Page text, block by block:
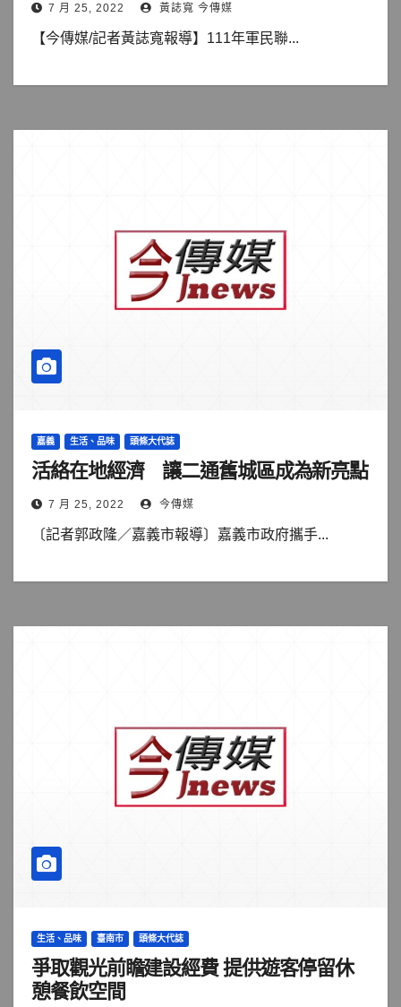
7 月 25, 2022 黃誌寬 今傳媒
【今傳媒/記者黃誌寬報導】111年軍民聯...
嘉義 生活、品味 頭條大代誌
活絡在地經濟 讓二通舊城區成為新亮點
7 月 25, 2022 今傳媒
〔記者郭政隆／嘉義市報導〕嘉義市政府攜手...
生活、品味 臺南市 頭條大代誌
爭取觀光前瞻建設經費 提供遊客停留休
憩餐飲空間